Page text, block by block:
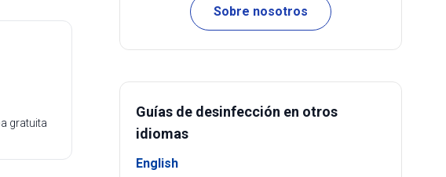
gratuita
Sobre nosotros
Guías de desinfección en otros
idiomas
English